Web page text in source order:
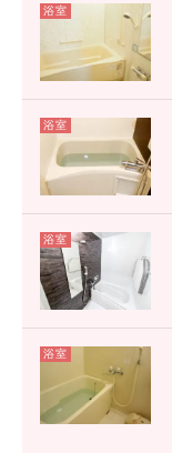
浴室
浴室
浴室
浴室